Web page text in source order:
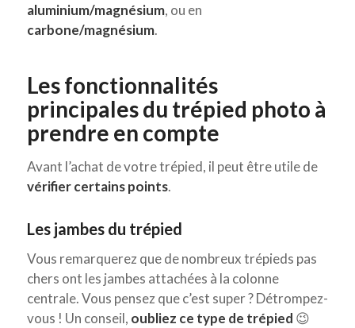
aluminium/magnésium, ou en
carbone/magnésium.
Les fonctionnalités
principales du trépied photo à
prendre en compte
Avant l’achat de votre trépied, il peut être utile de
vérifier certains points.
Les jambes du trépied
Vous remarquerez que de nombreux trépieds pas
chers ont les jambes attachées à la colonne
centrale. Vous pensez que c’est super ? Détrompez-
vous ! Un conseil, oubliez ce type de trépied 😉